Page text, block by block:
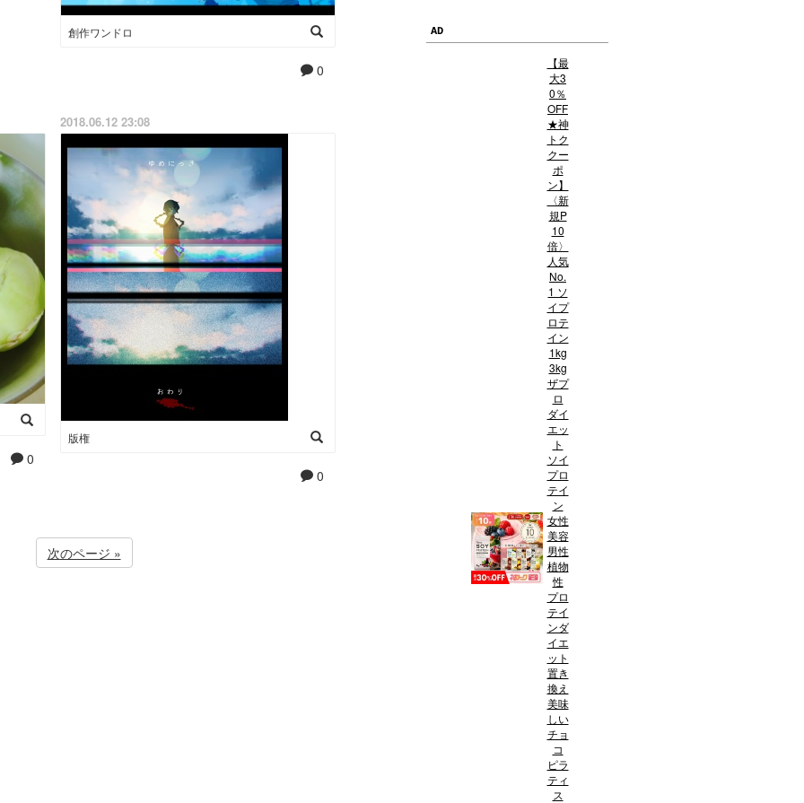
AD
【最
大3
0％
OFF
★神
トク
クー
ポ
ン】
〈新
規P
10
倍〉
人気
No.
1 ソ
イプ
ロテ
イン
1kg
3kg
ザプ
ロ
ダイ
エッ
ト
ソイ
プロ
テイ
ン
女性
美容
男性
植物
性
プロ
テイ
ンダ
イエ
ット
置き
換え
美味
しい
チョ
コ
ピラ
ティ
ス
創作ワンドロ
0
0
2018.06.12 23:08
版権
0
次のページ »